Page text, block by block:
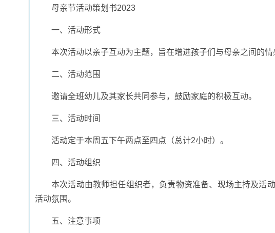
母亲节活动策划书2023
一、活动形式
本次活动以亲子互动为主题，旨在增进孩子们与母亲之间的情
二、活动范围
邀请全班幼儿及其家长共同参与，鼓励家庭的积极互动。
三、活动时间
活动定于本周五下午两点至四点（总计2小时）。
四、活动组织
本次活动由教师担任组织者，负责物资准备、现场主持及活
活动氛围。
五、注意事项